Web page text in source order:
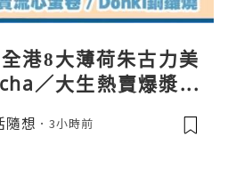
全港8大薄荷朱古力美
／大生熱賣爆漿蛋
想 3小時前